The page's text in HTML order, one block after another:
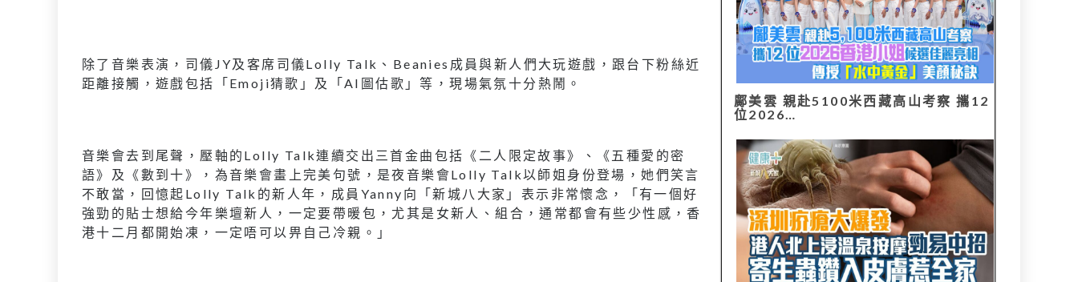
除了音樂表演，司儀JY及客席司儀Lolly Talk、Beanies成員與新人們大玩遊戲，跟台下粉絲近
距離接觸，遊戲包括「Emoji猜歌」及「AI圖估歌」等，現場氣氛十分熱鬧。
音樂會去到尾聲，壓軸的Lolly Talk連續交出三首金曲包括《二人限定故事》、《五種愛的密
語》及《數到十》，為音樂會畫上完美句號，是夜音樂會Lolly Talk以師姐身份登場，她們笑言
不敢當，回憶起Lolly Talk的新人年，成員Yanny向「新城八大家」表示非常懷念，「有一個好
強勁的貼士想給今年樂壇新人，一定要帶暖包，尤其是女新人、組合，通常都會有些少性感，香
港十二月都開始凍，一定唔可以畀自己冷親。」
鄺美雲 親赴5100米西藏高山考察 攜12
位2026…